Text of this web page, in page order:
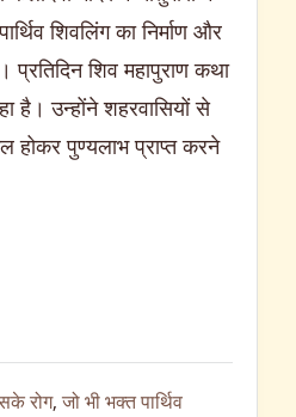
शिवलिंग का निर्माण और
शिव महापुराण कथा
है। उन्होंने शहरवासियों से
होकर पुण्यलाभ प्राप्त करने
रोग, जो भी भक्त पार्थिव